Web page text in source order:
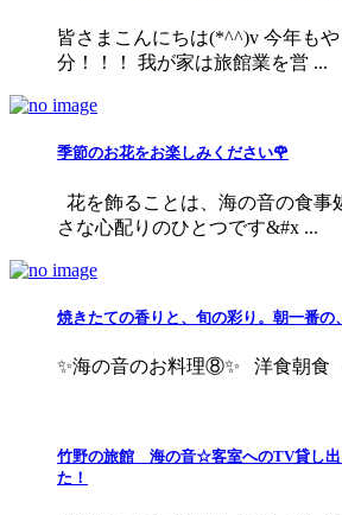
皆さまこんにちは(*^^)v 今年も
分！！！ 我が家は旅館業を営 ...
季節のお花をお楽しみください🌹
花を飾ることは、海の音の食事
さな心配りのひとつです&#x ...
焼きたての香りと、旬の彩り。朝一番の
✨海の音のお料理⑧✨ 洋食朝食（
竹野の旅館 海の音☆客室へのTV貸し出
た！